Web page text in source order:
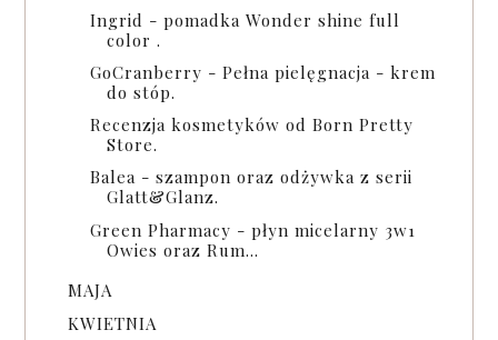
Ingrid - pomadka Wonder shine full
color .
GoCranberry - Pełna pielęgnacja - krem
do stóp.
Recenzja kosmetyków od Born Pretty
Store.
Balea - szampon oraz odżywka z serii
Glatt&Glanz.
Green Pharmacy - płyn micelarny 3w1
Owies oraz Rum...
MAJA
KWIETNIA